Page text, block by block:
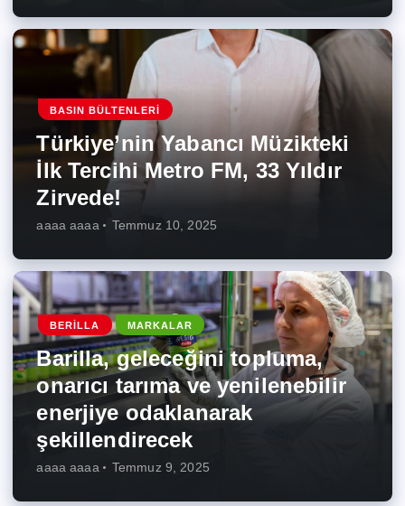
BASIN BÜLTENLERI
Türkiye’nin Yabancı Müzikteki
İlk Tercihi Metro FM, 33 Yıldır
Zirvede!
aaaa aaaa Temmuz 10, 2025
BERILLA MARKALAR
Barilla, geleceğini topluma,
onarıcı tarıma ve yenilenebilir
enerjiye odaklanarak
şekillendirecek
aaaa aaaa Temmuz 9, 2025